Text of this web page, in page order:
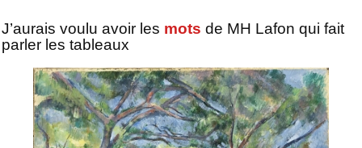
J’aurais voulu avoir les mots de MH Lafon qui fait
parler les tableaux